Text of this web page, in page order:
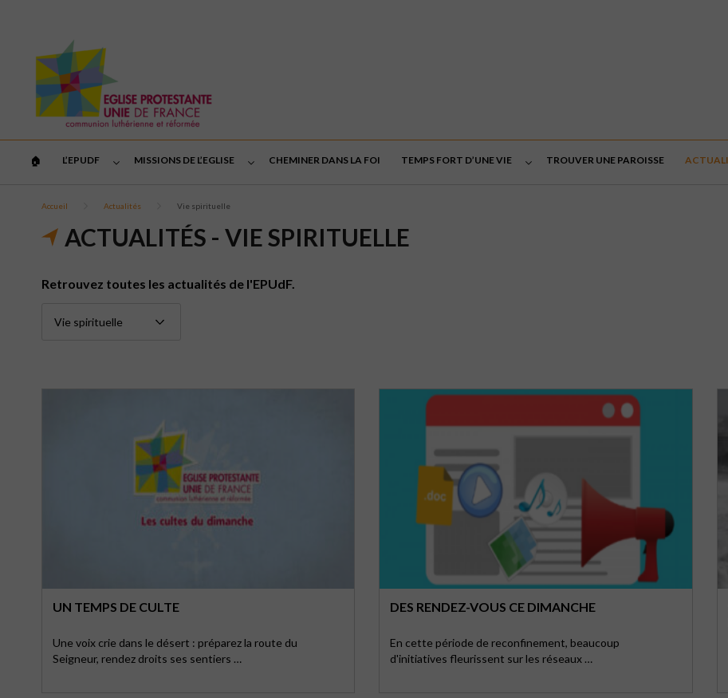
🏠︎ L’EPUDF MISSIONS DE L’EGLISE CHEMINER DANS LA FOI TEMPS FORT D’UNE VIE TROUVER UNE PAROISSE
Accueil Actualités Vie spirituelle
ACTUALITÉS - VIE SPIRITUELLE
Retrouvez toutes les actualités de l'EPUdF.
UN TEMPS DE CULTE
Une voix crie dans le désert : préparez la route du
Seigneur, rendez droits ses sentiers …
DES RENDEZ-VOUS CE DIMANCHE
En cette période de reconfinement, beaucoup
d'initiatives fleurissent sur les réseaux …